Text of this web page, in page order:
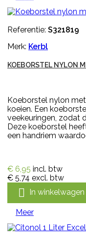
Referentie: S321819
Merk: Kerbl
KOEBORSTEL NYLON
Koeborstel nylon
koeien. Een
veekeuringen, zodat
Deze koeborstel
een handriem
€ 6,95 incl. btw
€ 5,74 excl. btw
 In winkelwagen
Meer